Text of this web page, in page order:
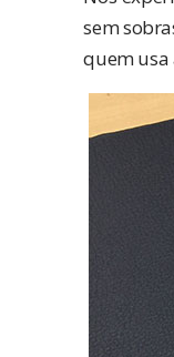
sem
quem usa